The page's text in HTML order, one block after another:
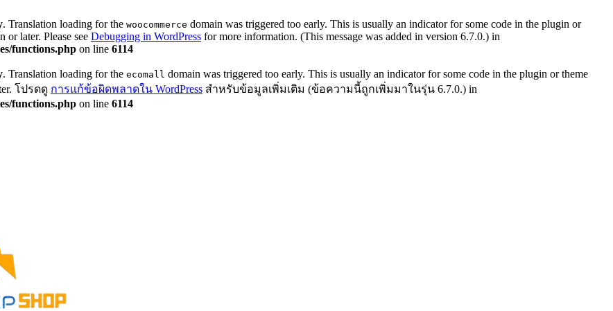
. Translation loading for the woocommerce domain was triggered too early. This is usually an indicator for some code in the plugin or
or later. Please see Debugging in WordPress for more information. (This message was added in version 6.7.0.) in
functions.php on line 6114
. Translation loading for the ecomall domain was triggered too early. This is usually an indicator for some code in the plugin or theme
โปรดดู การแก้ข้อผิดพลาดใน WordPress สำหรับข้อมูลเพิ่มเติม (ข้อความนี้ถูกเพิ่มมาในรุ่น 6.7.0.) in
functions.php on line 6114